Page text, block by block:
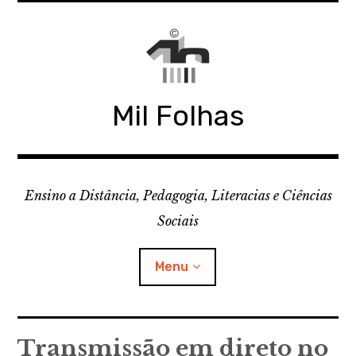
Mil Folhas
Ensino a Distância, Pedagogia, Literacias e Ciências
Sociais
Menu
CDD
Transmissão em direto no